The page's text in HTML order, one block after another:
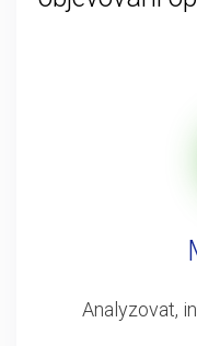
Analyzovat,